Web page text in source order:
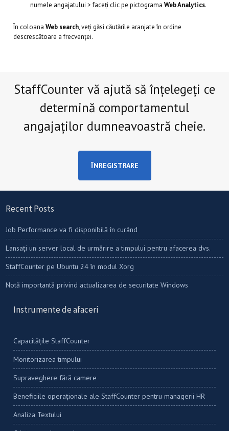
numele angajatului > faceți clic pe pictograma Web Analytics.
În coloanaWeb search, veți găsi căutările aranjate în ordine
descrescătoare a frecvenței.
StaffCounter vă ajută să înțelegeți ce
determină comportamentul
angajaților dumneavoastră cheie.
ÎNREGISTRARE
Recent Posts
Job Performance va fi disponibilă în curând
Lansați un server local de urmărire a timpului pentru afacerea dvs.
StaffCounter pe Ubuntu 24 în modul Xorg
Notă importantă privind actualizarea de securitate Windows
Instrumente de afaceri
Capacitățile StaffCounter
Monitorizarea timpului
Supraveghere fără camere
Beneficiile operaționale ale StaffCounter pentru managerii HR
Analiza Textului